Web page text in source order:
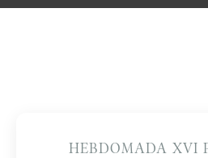
HEBDOMADA XVI